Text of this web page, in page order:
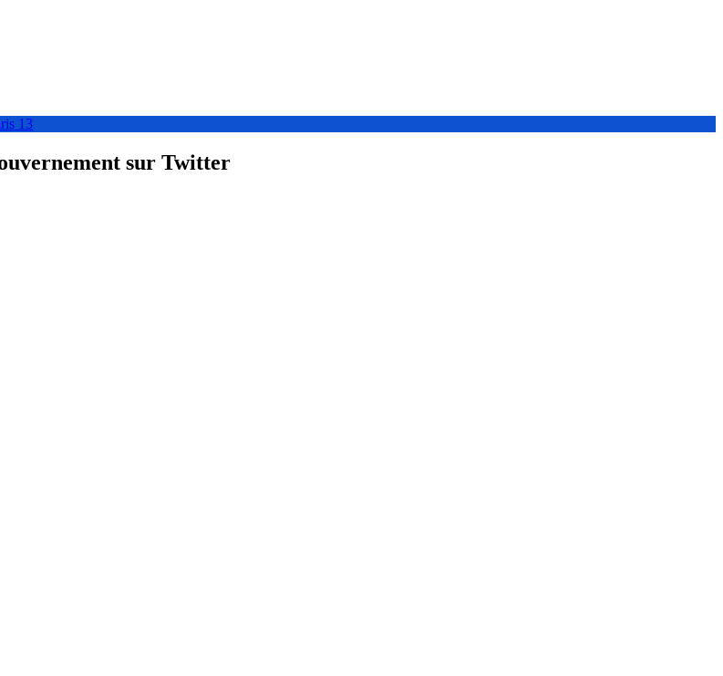
13
sur Twitter